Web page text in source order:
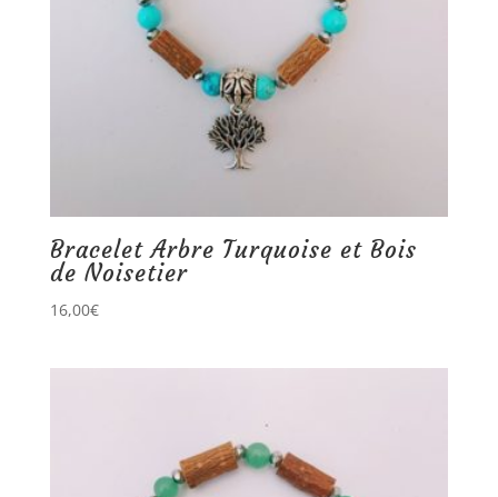
Bracelet Arbre Turquoise et Bois
de Noisetier
16,00€